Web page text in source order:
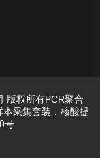
版权所有PCR聚合
采集套装，核酸提
号